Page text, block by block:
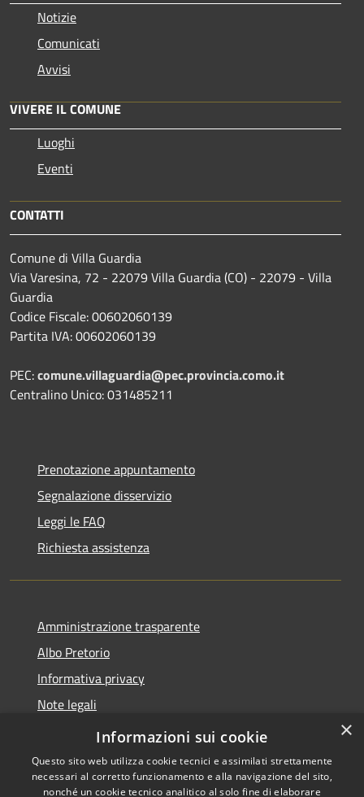
Notizie
Comunicati
Avvisi
VIVERE IL COMUNE
Luoghi
Eventi
CONTATTI
Comune di Villa Guardia
Via Varesina, 72 - 22079 Villa Guardia (CO) - 22079 - Villa
Guardia
Codice Fiscale: 00602060139
Partita IVA: 00602060139
PEC:comune.villaguardia@pec.provincia.como.it
Centralino Unico: 031485211
Prenotazione appuntamento
Segnalazione disservizio
Leggi le FAQ
Richiesta assistenza
Amministrazione trasparente
Albo Pretorio
Informativa privacy
Note legali
Dichiarazione di accessibilità
×
Informazioni sui cookie
Questo sito web utilizza cookie tecnici e assimilati strettamente
necessari al corretto funzionamento e alla navigazione del sito,
nonché un cookie tecnico analitico al solo fine di elaborare